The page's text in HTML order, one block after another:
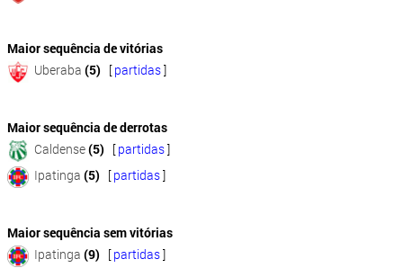
Maior sequência de vitórias
Uberaba (5) [partidas]
Maior sequência de derrotas
Caldense(5) [partidas]
Ipatinga (5) [partidas]
Maior sequência sem vitórias
Ipatinga (9) [partidas]